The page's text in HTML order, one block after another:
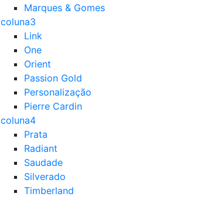
Marques & Gomes
coluna3
Link
One
Orient
Passion Gold
Personalização
Pierre Cardin
coluna4
Prata
Radiant
Saudade
Silverado
Timberland